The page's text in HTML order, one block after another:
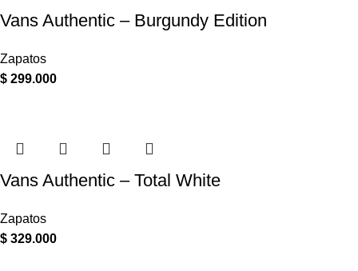
Vans Authentic – Burgundy Edition
Zapatos
$ 299.000
Vans Authentic – Total White
Zapatos
$ 329.000